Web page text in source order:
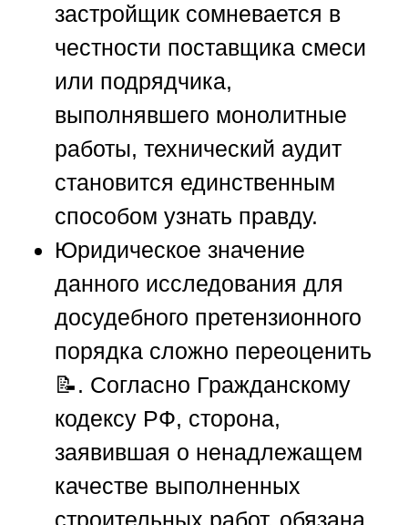
застройщик сомневается в
честности поставщика смеси
или подрядчика,
выполнявшего монолитные
работы, технический аудит
становится единственным
способом узнать правду.
Юридическое значение
данного исследования для
досудебного претензионного
порядка сложно переоценить
📝. Согласно Гражданскому
кодексу РФ, сторона,
заявившая о ненадлежащем
качестве выполненных
строительных работ, обязана